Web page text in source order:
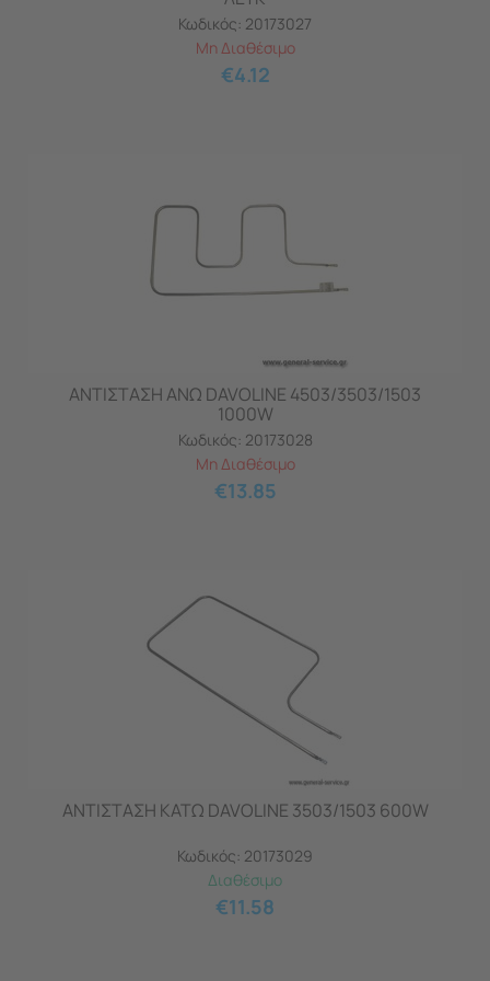
Κωδικός: 20173027
Μη Διαθέσιμο
€4.12
ΑΝΤΙΣΤΑΣΗ ΑΝΩ DAVOLINE 4503/3503/1503
1000W
Κωδικός: 20173028
Μη Διαθέσιμο
€13.85
ΑΝΤΙΣΤΑΣΗ ΚΑΤΩ DAVOLINE 3503/1503 600W
Κωδικός: 20173029
Διαθέσιμο
€11.58